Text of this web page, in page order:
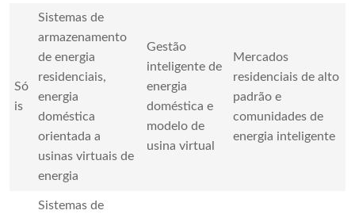
Só
is
Sistemas de
armazenamento
de energia
residenciais,
energia
doméstica
orientada a
usinas virtuais de
energia
Gestão
inteligente de
energia
doméstica e
modelo de
usina virtual
Mercados
residenciais de alto
padrão e
comunidades de
energia inteligente
Sistemas de